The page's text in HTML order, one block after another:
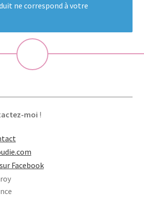
ne correspond à votre
moi !
Facebook